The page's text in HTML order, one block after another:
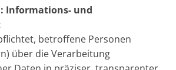
Informations- und
betroffene Personen
über die Verarbeitung